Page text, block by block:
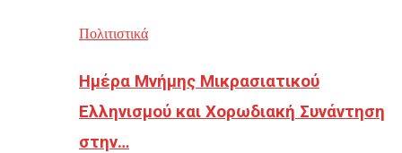
Πολιτιστικά
Ημέρα Μνήμης Μικρασιατικού
Ελληνισμού και Χορωδιακή Συνάντηση
στην…